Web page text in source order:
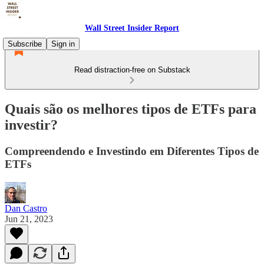
Wall Street Insider Report
Subscribe
Sign in
Read distraction-free on Substack
Quais são os melhores tipos de ETFs para
investir?
Compreendendo e Investindo em Diferentes Tipos de
ETFs
Dan Castro
Jun 21, 2023